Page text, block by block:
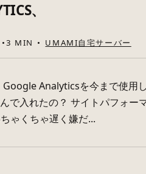
、
3 MIN UMAMI自宅サーバー
Google Analyticsを今まで使用
で入れたの？ サイトパフォー
ゃくちゃ遅く嫌だ...